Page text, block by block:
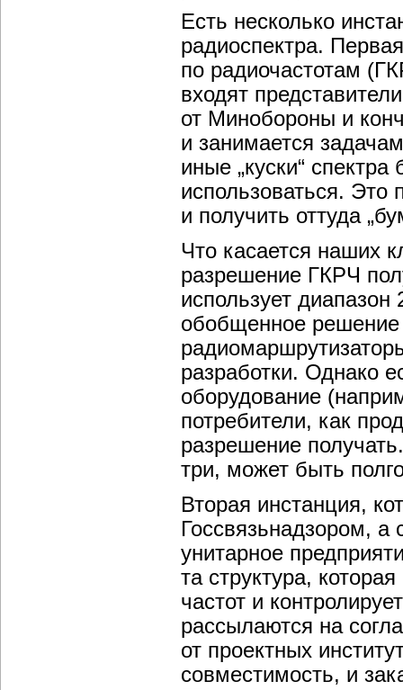
Есть несколько
радиоспектра.
по радиочастотам
входят
от Минобороны и
и занимается
иные „куски“
использоваться. Это
и получить оттуда
Что касается наших
разрешение ГКРЧ
использует
обобщенное решение
разработки. Однако
оборудование
потребители, как
разрешение
три, может быть
Вторая инстанция,
Госсвязьнадзором,
унитарное
та структура,
частот и
рассылаются на
от проектных
совместимость, и